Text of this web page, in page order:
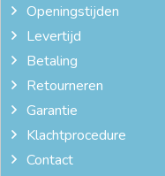
Openingstijden
Levertijd
Betaling
Retourneren
Garantie
Klachtprocedure
Contact